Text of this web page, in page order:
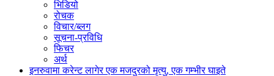
भिडियो
रोचक
विचार/ब्लग
सूचना-प्रविधि
फिचर
अर्थ
इनरुवामा करेन्ट लागेर एक मजदुरको मृत्यु, एक गम्भीर घाइते